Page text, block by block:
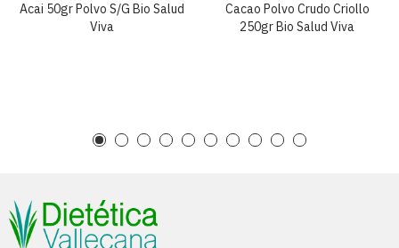
Acai 50gr Polvo S/g Bio Salud
Viva
Cacao Polvo Crudo Criollo
250gr Bio Salud Viva